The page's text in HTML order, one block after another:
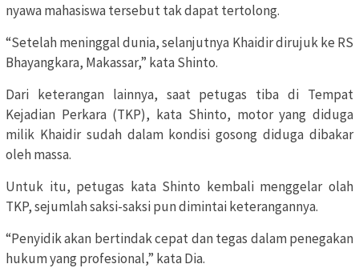
nyawa mahasiswa tersebut tak dapat tertolong.
“Setelah meninggal dunia, selanjutnya Khaidir dirujuk ke RS
Bhayangkara, Makassar,” kata Shinto.
Dari keterangan lainnya, saat petugas tiba di Tempat
Kejadian Perkara (TKP), kata Shinto, motor yang diduga
milik Khaidir sudah dalam kondisi gosong diduga dibakar
oleh massa.
Untuk itu, petugas kata Shinto kembali menggelar olah
TKP, sejumlah saksi-saksi pun dimintai keterangannya.
“Penyidik akan bertindak cepat dan tegas dalam penegakan
hukum yang profesional,” kata Dia.